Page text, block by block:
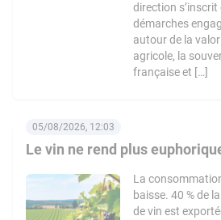
direction
démarches
autour de la
agricole, la
française et […]
Le vin ne rend plus
05/08/2026, 12:03
La
baisse. 40 % de
de vin est